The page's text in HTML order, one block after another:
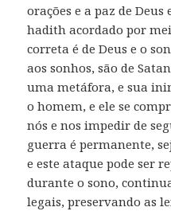
orações e a paz de
hadith acordado por
correta é de Deus e o
aos sonhos, são de
uma metáfora, e sua
o homem, e ele se
nós e nos impedir de
guerra é permanente,
e este ataque pode ser
durante o sono,
legais, preservando as